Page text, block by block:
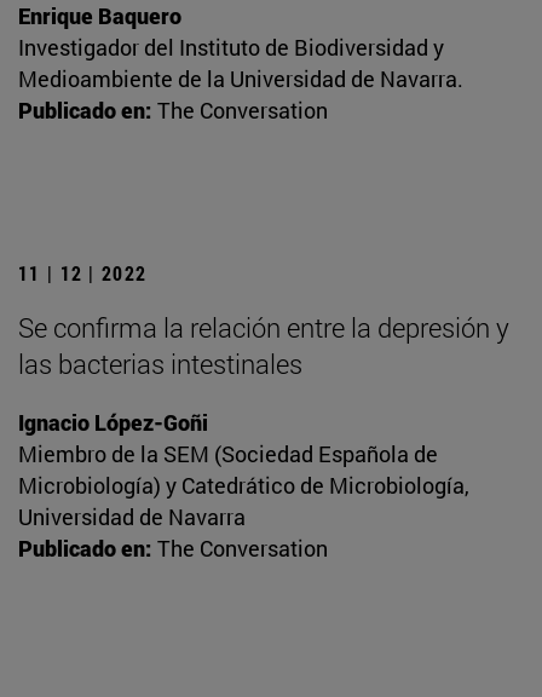
Enrique Baquero
Investigador del Instituto de Biodiversidad y
Medioambiente de la Universidad de Navarra.
Publicado en: The Conversation
11 | 12 | 2022
Se confirma la relación entre la depresión y
las bacterias intestinales
Ignacio López-Goñi
Miembro de la SEM (Sociedad Española de
Microbiología) y Catedrático de Microbiología,
Universidad de Navarra
Publicado en: The Conversation